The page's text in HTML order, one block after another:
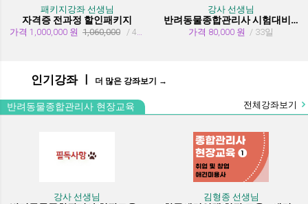
패키지강좌 선생님
자격증 전과정 할인패키지
가격 1,000,000 원 1,060,000 / 455일
강사 선생님
반려동물종합관리사 시험대비 유형문제 풀이
가격 80,000 원 / 33일
인기강좌 ㅣ 더 많은 강좌보기 →
반려동물종합관리사 현장교육 전체강좌보기
강사 선생님 김형종 선생님